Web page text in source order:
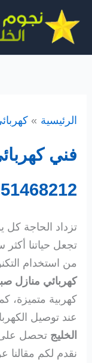
المحتوى
الرئيسية
فني
51468212 | رقم كهربائي الكويت
تزداد الحاجة كل
تجعل حياتنا
من استخدام
كهربائي منازل
كهربية متميزة،
عند توصيل
الخليجتحصل على
نقدم لكم مقالنا